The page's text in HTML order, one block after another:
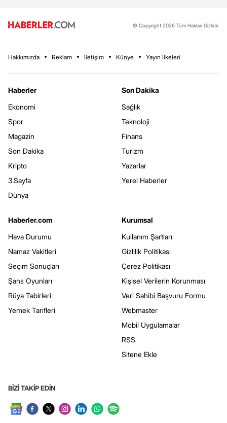
© Copyright 2026 Tüm Hakları Gizlidir.
Hakkımızda Reklam İletişim Künye Yayın İlkeleri
Haberler
Ekonomi
Spor
Magazin
Son Dakika
Kripto
3.Sayfa
Dünya
Son Dakika
Sağlık
Teknoloji
Finans
Turizm
Yazarlar
Yerel Haberler
Haberler.com
Hava Durumu
Namaz Vakitleri
Seçim Sonuçları
Şans Oyunları
Rüya Tabirleri
Yemek Tarifleri
Kurumsal
Kullanım Şartları
Gizlilik Politikası
Çerez Politikası
Kişisel Verilerin Korunması
Veri Sahibi Başvuru Formu
Webmaster
Mobil Uygulamalar
RSS
Sitene Ekle
BİZİ TAKİP EDİN